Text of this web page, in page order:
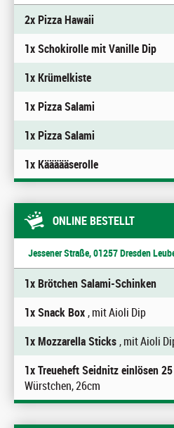
2x Pizza Hawaii
1x Schokirolle mit Vanille Dip
1x Krümelkiste
1x Pizza Salami
1x Pizza Salami
1x Käääääserolle
ONLINE BESTELLT
Jessener Straße, 01257 Dresden
1x Brötchen Salami-Schinken
1x Snack Box, mit Aioli Dip
1x Mozzarella Sticks, mit Aioli
1x Treueheft Seidnitz einlösen 25
Würstchen, 26cm